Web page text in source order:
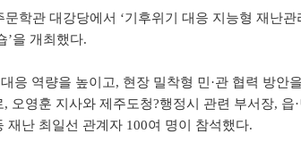
문학관 대강당에서 ‘기후위기 대응 지능형 재난관
’을 개최했다.
응 역량을 높이고, 현장 밀착형 민 ·관 협력 방안
, 오영훈 지사와 제주도청?행정시 관련 부서장, 읍·
재난 최일선 관계자 100여 명이 참석했다.